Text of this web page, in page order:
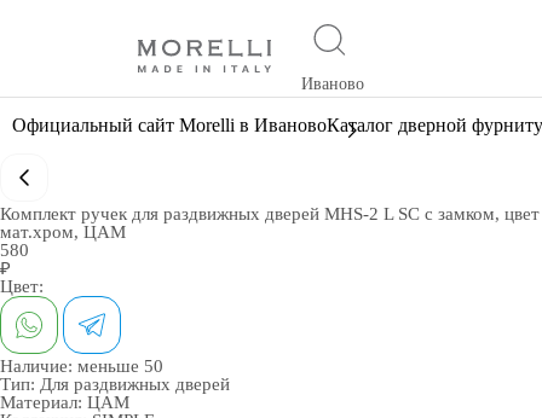
Иваново
Официальный сайт Morelli в ИвановоКаталог дверной
Комплект ручек для раздвижных дверей MHS-2 L SC с замком, цвет
мат.хром, ЦАМ
580
₽
Цвет:
Наличие: меньше 50
Тип: Для раздвижных дверей
Материал: ЦАМ